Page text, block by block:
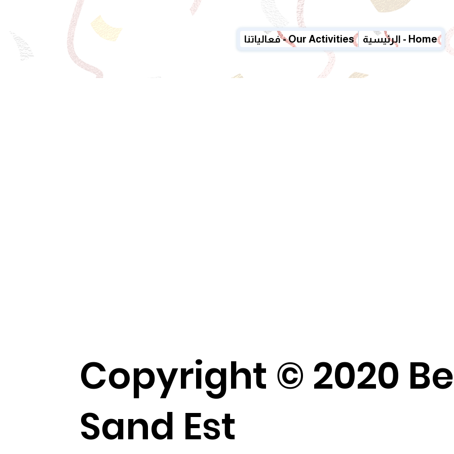
فعالياتنا - Our Activities الرئيسية - Home
Copyright © 2020
Sand Est